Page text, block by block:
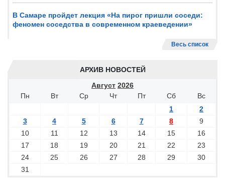
В Самаре пройдет лекция «На пирог пришли соседи:
феномен соседства в современном краеведении»
Весь список
АРХИВ НОВОСТЕЙ
Август 2026
Пн
Вт Ср Чт Пт Сб
Вс
1
2
3
4 5 6 7 8
9
10
11 12 13 14 15
16
17
18 19 20 21 22
23
24
25 26 27 28 29
30
31